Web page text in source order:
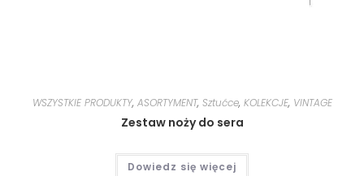
WSZYSTKIE PRODUKTY, ASORTYMENT, Sztućce, KOLEKCJE, VINTAGE
Zestaw noży do sera
Dowiedz się więcej